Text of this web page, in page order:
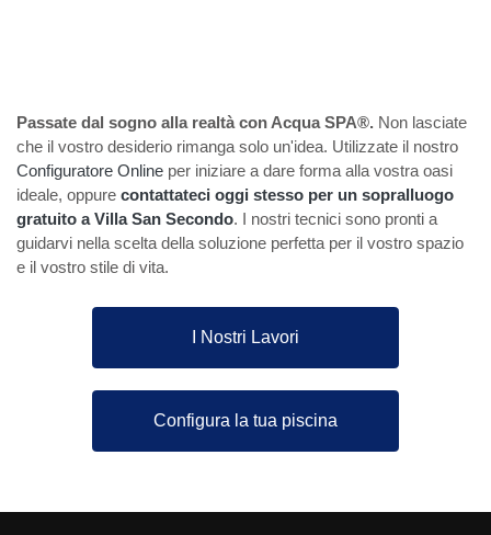
Passate dal sogno alla realtà con Acqua SPA®. Non lasciate
che il vostro desiderio rimanga solo un'idea. Utilizzate il nostro
Configuratore Online per iniziare a dare forma alla vostra oasi
ideale, oppure contattateci oggi stesso per un sopralluogo
gratuito a Villa San Secondo. I nostri tecnici sono pronti a
guidarvi nella scelta della soluzione perfetta per il vostro spazio
e il vostro stile di vita.
I Nostri Lavori
Configura la tua piscina